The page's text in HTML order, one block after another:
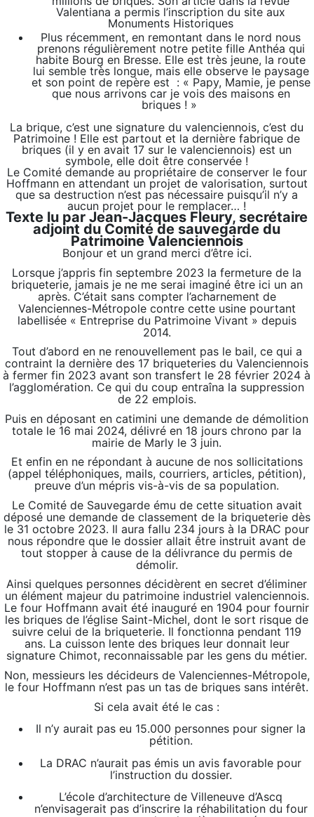
Valentiana a permis l’inscription du site aux
Monuments Historiques
Plus récemment, en remontant dans le nord nous
prenons régulièrement notre petite fille Anthéa qui
habite Bourg en Bresse. Elle est très jeune, la route
lui semble très longue, mais elle observe le paysage
et son point de repère est : « Papy, Mamie, je pense
que nous arrivons car je vois des maisons en
briques ! »
La brique, c’est une signature du valenciennois, c’est du
Patrimoine ! Elle est partout et la dernière fabrique de
briques (il y en avait 17 sur le valenciennois) est un
symbole, elle doit être conservée !
Le Comité demande au propriétaire de conserver le four
Hoffmann en attendant un projet de valorisation, surtout
que sa destruction n’est pas nécessaire puisqu’il n’y a
aucun projet pour le remplacer… !
Texte lu par Jean-Jacques Fleury, secrétaire
adjoint du Comité de sauvegarde du
Patrimoine Valenciennois
Bonjour et un grand merci d’être ici.
Lorsque j’appris fin septembre 2023 la fermeture de la
briqueterie, jamais je ne me serai imaginé être ici un an
après. C’était sans compter l’acharnement de
Valenciennes-Métropole contre cette usine pourtant
labellisée « Entreprise du Patrimoine Vivant » depuis
2014.
Tout d’abord en ne renouvellement pas le bail, ce qui a
contraint la dernière des 17 briqueteries du Valenciennois
à fermer fin 2023 avant son transfert le 28 février 2024 à
l’agglomération. Ce qui du coup entraîna la suppression
de 22 emplois.
Puis en déposant en catimini une demande de démolition
totale le 16 mai 2024, délivré en 18 jours chrono par la
mairie de Marly le 3 juin.
Et enfin en ne répondant à aucune de nos sollicitations
(appel téléphoniques, mails, courriers, articles, pétition),
preuve d’un mépris vis-à-vis de sa population.
Le Comité de Sauvegarde ému de cette situation avait
déposé une demande de classement de la briqueterie dès
le 31 octobre 2023. Il aura fallu 234 jours à la DRAC pour
nous répondre que le dossier allait être instruit avant de
tout stopper à cause de la délivrance du permis de
démolir.
Ainsi quelques personnes décidèrent en secret d’éliminer
un élément majeur du patrimoine industriel valenciennois.
Le four Hoffmann avait été inauguré en 1904 pour fournir
les briques de l’église Saint-Michel, dont le sort risque de
suivre celui de la briqueterie. Il fonctionna pendant 119
ans. La cuisson lente des briques leur donnait leur
signature Chimot, reconnaissable par les gens du métier.
Non, messieurs les décideurs de Valenciennes-Métropole,
le four Hoffmann n’est pas un tas de briques sans intérêt.
Si cela avait été le cas :
Il n’y aurait pas eu 15.000 personnes pour signer la
pétition.
La DRAC n’aurait pas émis un avis favorable pour
l’instruction du dossier.
L’école d’architecture de Villeneuve d’Ascq
n’envisagerait pas d’inscrire la réhabilitation du four